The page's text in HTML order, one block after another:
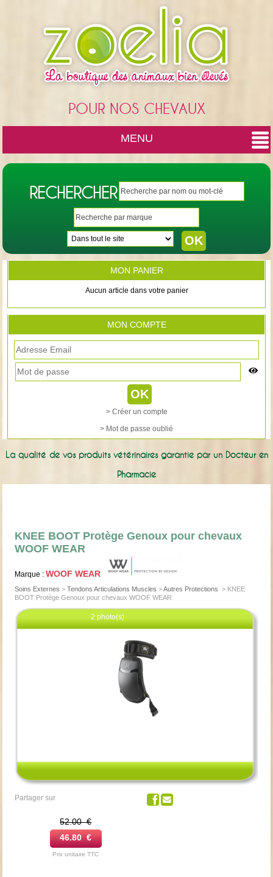
POUR NOS CHEVAUX
MENU
RECHERCHER
MON PANIER
Aucun article dans votre panier
MON COMPTE
> Créer un compte
> Mot de passe oublié
La qualité de vos produits vétérinaires garantie par un Docteur en
Pharmacie
KNEE BOOT Protège Genoux pour chevaux
WOOF WEAR
Marque :WOOF WEAR
Soins Externes > Tendons Articulations Muscles > Autres Protections > KNEE
BOOT Protège Genoux pour chevaux WOOF WEAR
2 photo(s)
Partager sur
52.00 €
46.80 €
Prix unitaire TTC